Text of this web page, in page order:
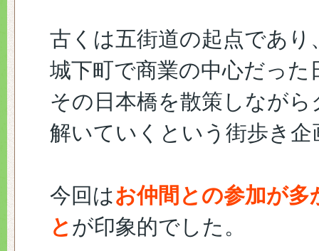
古くは五街道の起点であり
城下町で商業の中心だった
その日本橋を散策しながら
解いていくという街歩き企
今回はお仲間との参加が多
とが印象的でした。